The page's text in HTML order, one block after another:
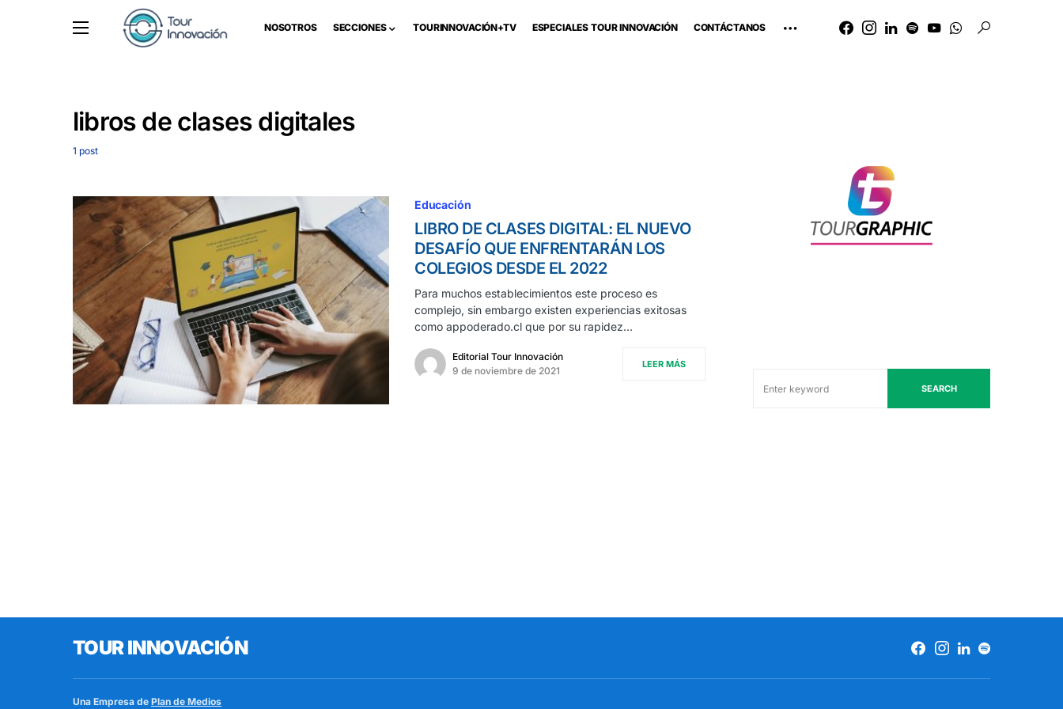
NOSOTROS SECCIONES TOURINNOVACIÓN+TV ESPECIALES TOUR INNOVACIÓN CONTÁCTANOS
libros de clases digitales
1 post
Educación
LIBRO DE CLASES DIGITAL: EL NUEVO
DESAFÍO QUE ENFRENTARÁN LOS
COLEGIOS DESDE EL 2022
Para muchos establecimientos este proceso es
complejo, sin embargo existen experiencias exitosas
como appoderado.cl que por su rapidez…
Editorial Tour Innovación
9 de noviembre de 2021
LEER MÁS
SEARCH
TOUR INNOVACIÓN
Una Empresa de Plan de Medios